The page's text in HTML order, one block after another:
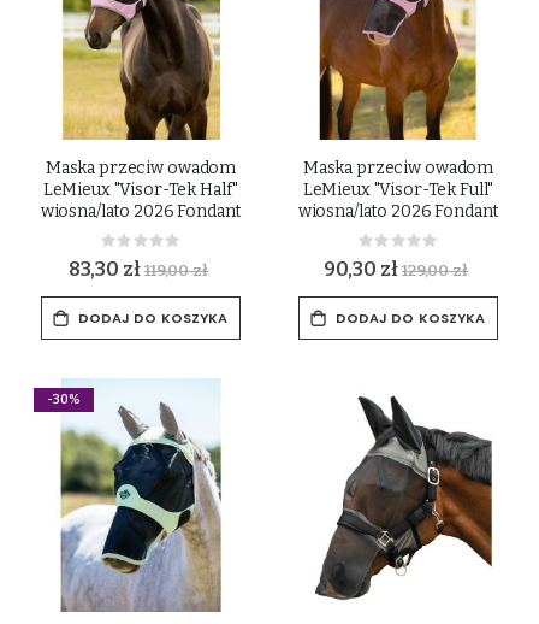
Maska przeciw owadom
LeMieux "Visor-Tek Half"
wiosna/lato 2026 Fondant
Rating:
0%
83,30 zł119,00 zł
DODAJ DO KOSZYKA
Maska przeciw owadom
LeMieux "Visor-Tek Full"
wiosna/lato 2026 Fondant
Rating:
0%
90,30 zł129,00 zł
DODAJ DO KOSZYKA
-30%